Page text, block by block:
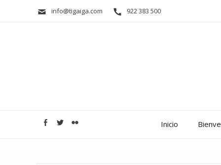
info@tigaiga.com 922 383 500
Inicio